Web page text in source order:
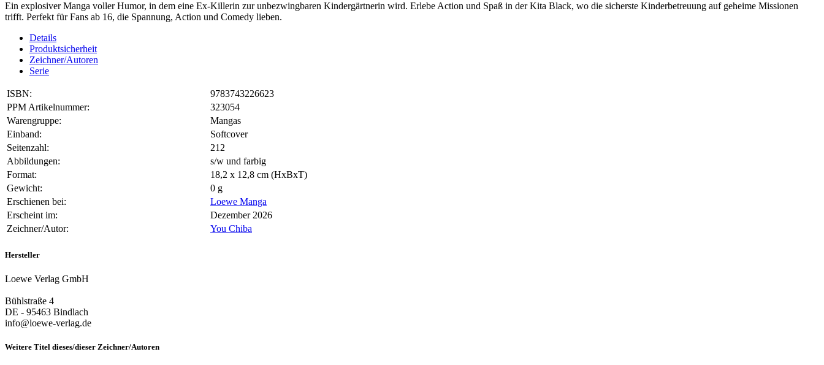
Ein explosiver Manga voller Humor, in dem eine Ex-Killerin zur unbezwingbaren Kindergärtnerin wird. Erlebe Action und Spaß in der Kita Black, wo die sicherste Kinderbetreuung auf geheime Missionen
trifft. Perfekt für Fans ab 16, die Spannung, Action und Comedy lieben.
Details
Produktsicherheit
Zeichner/Autoren
Serie
ISBN:
9783743226623
PPM Artikelnummer:
323054
Warengruppe:
Mangas
Einband:
Softcover
Seitenzahl:
212
Abbildungen:
s/w und farbig
Format:
18,2 x 12,8 cm (HxBxT)
Gewicht:
0 g
Erschienen bei:
Loewe Manga
Erscheint im:
Dezember 2026
Zeichner/Autor:
You Chiba
Hersteller
Loewe Verlag GmbH
Bühlstraße 4
DE - 95463 Bindlach
info@loewe-verlag.de
Weitere Titel dieses/dieser Zeichner/Autoren